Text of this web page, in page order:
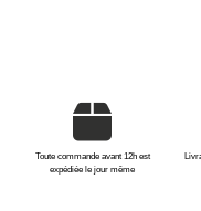
Toute commande avant 12h est
expédiée le jour même